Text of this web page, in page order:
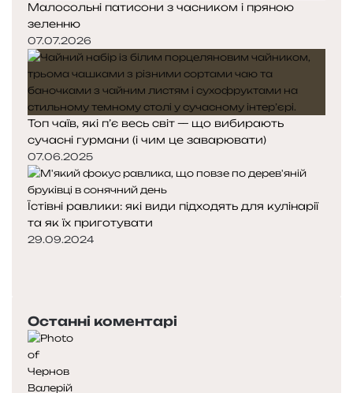
Малосольні патисони з часником і пряною
зеленню
07.07.2026
Топ чаїв, які п’є весь світ — що вибирають
сучасні гурмани (і чим це заварювати)
07.06.2025
Їстівні равлики: які види підходять для кулінарії
та як їх приготувати
29.09.2024
Останні коментарі